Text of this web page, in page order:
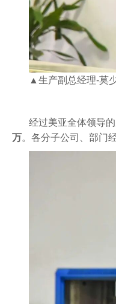
▲生产副总经理-莫
经过美亚全体领导
万。各分子公司、部门